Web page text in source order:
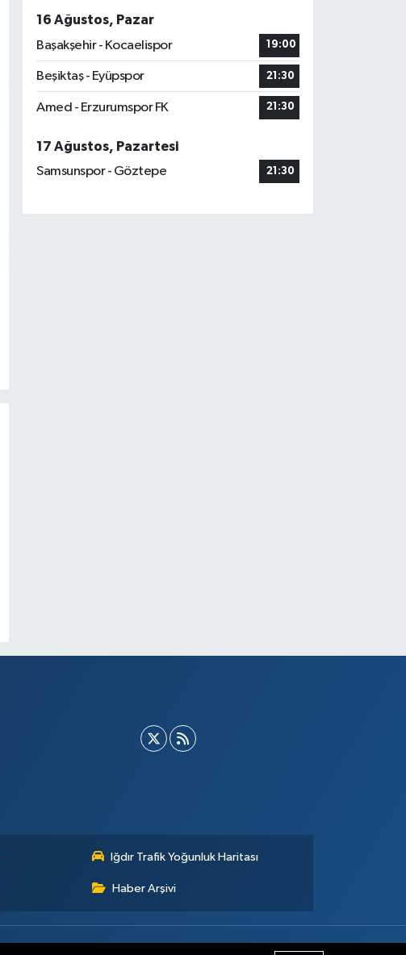
16 Ağustos, Pazar
Başakşehir - Kocaelispor
19:00
Beşiktaş - Eyüpspor 21:30
Amed - Erzurumspor FK 21:30
17 Ağustos, Pazartesi
Samsunspor - Göztepe
21:30
Iğdır Trafik Yoğunluk Haritası
Haber Arşivi